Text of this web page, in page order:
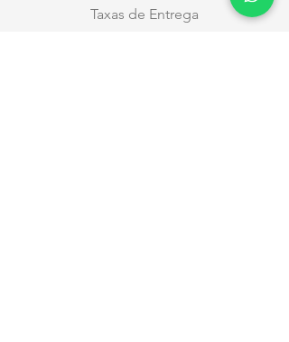
Taxas de Entrega